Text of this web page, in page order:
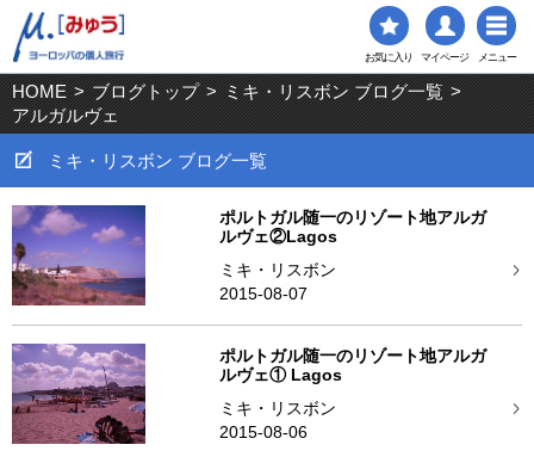
お気に入り マイページ メニュー
HOME > ブログトップ > ミキ・リスボン ブログ一覧 >
アルガルヴェ
ミキ・リスボン ブログ一覧
ポルトガル随一のリゾート地アルガ
ルヴェ②Lagos
ミキ・リスボン
2015-08-07
ポルトガル随一のリゾート地アルガ
ルヴェ① Lagos
ミキ・リスボン
2015-08-06